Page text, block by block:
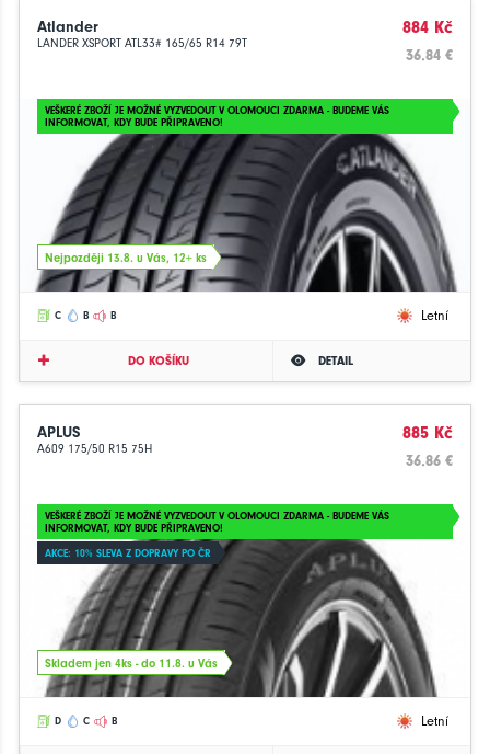
Atlander
LANDER XSPORT ATL33# 165/65 R14 79T
884 Kč
36.84 €
VEŠKERÉ ZBOŽÍ JE MOŽNÉ VYZVEDOUT V OLOMOUCI ZDARMA - BUDEME VÁS
INFORMOVAT, KDY BUDE PŘIPRAVENO!
Nejpozději 13.8. u Vás, 12+ ks
C B B Letní
DO KOŠÍKU DETAIL
APLUS
A609 175/50 R15 75H
885 Kč
36.86 €
VEŠKERÉ ZBOŽÍ JE MOŽNÉ VYZVEDOUT V OLOMOUCI ZDARMA - BUDEME VÁS
INFORMOVAT, KDY BUDE PŘIPRAVENO!
AKCE: 10% SLEVA Z DOPRAVY PO ČR
Skladem jen 4ks - do 11.8. u Vás
D C B Letní